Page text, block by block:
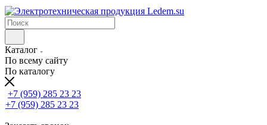
Каталог
По всему сайту
По каталогу
+7 (959) 285 23 23
+7 (959) 285 23 23